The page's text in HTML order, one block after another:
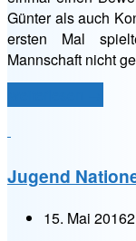
Günter als auch
ersten Mal
Mannschaft nicht
2016:
Runde
Hietzing“
Jugend
15. Mai 2016